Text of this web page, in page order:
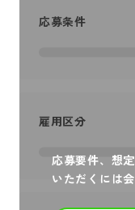
応募要件、想
いただくには
応募条件
雇用区分